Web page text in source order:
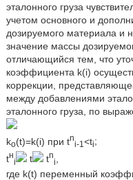
эталонного груза
учетом основного и
дозируемого материала и
значение массы
отличающийся тем, что
коэффициента k(i)
коррекции,
между добавлениями
эталонного груза, по
ko(t)=k(i) при tn
i-1 <ti;
tн
i t tn
i
где k(t) переменный